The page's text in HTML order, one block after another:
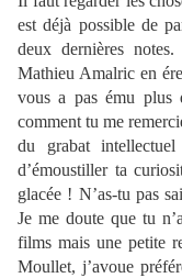
est déjà possible de
deux dernières
Mathieu Amalric en
vous a pas ému
comment tu me
du grabat
d’émoustiller ta
glacée ! N’as-tu pas
Je me doute que tu
films mais une petite
Moullet, j’avoue